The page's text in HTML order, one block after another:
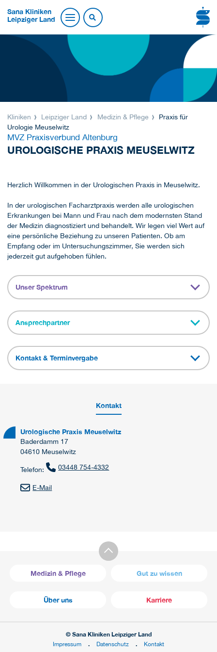
Sana Kliniken
Leipziger Land
Kliniken Leipziger Land Medizin & Pflege
Praxis für
Urologie Meuselwitz
MVZ Praxisverbund Altenburg
UROLOGISCHE PRAXIS MEUSELWITZ
Herzlich Willkommen in der Urologischen Praxis in Meuselwitz.
In der urologischen Facharztpraxis werden alle urologischen
Erkrankungen bei Mann und Frau nach dem modernsten Stand
der Medizin diagnostiziert und behandelt. Wir legen viel Wert auf
eine persönliche Beziehung zu unseren Patienten. Ob am
Empfang oder im Untersuchungszimmer, Sie werden sich
jederzeit gut aufgehoben fühlen.
Unser Spektrum
Ansprechpartner
Kontakt & Terminvergabe
Kontakt
Urologische Praxis Meuselwitz
Baderdamm 17
04610 Meuselwitz
Telefon: 03448 754-4332
E-Mail
Medizin & Pflege Gut zu wissen
Über uns Karriere
© Sana Kliniken Leipziger Land
Impressum
Datenschutz Kontakt